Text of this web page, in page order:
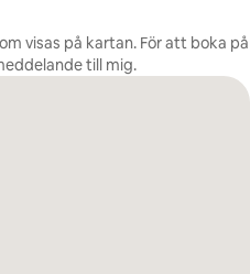
visas på kartan. För att boka på
till mig.